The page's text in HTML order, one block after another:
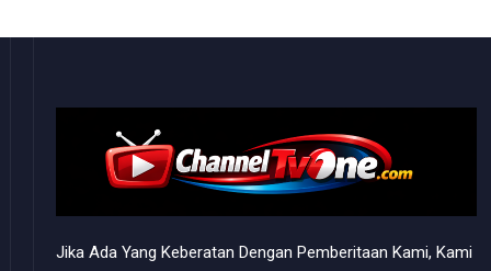
Jika Ada Yang Keberatan Dengan Pemberitaan Kami, Kami